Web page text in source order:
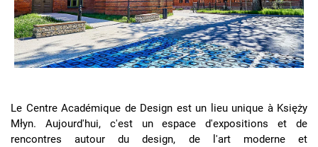
Le Centre Académique de Design est un lieu unique à Księży
Młyn. Aujourd'hui, c'est un espace d'expositions et de
rencontres autour du design, de l'art moderne et